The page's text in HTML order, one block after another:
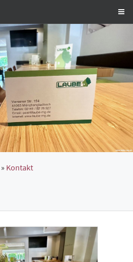
» Kontakt